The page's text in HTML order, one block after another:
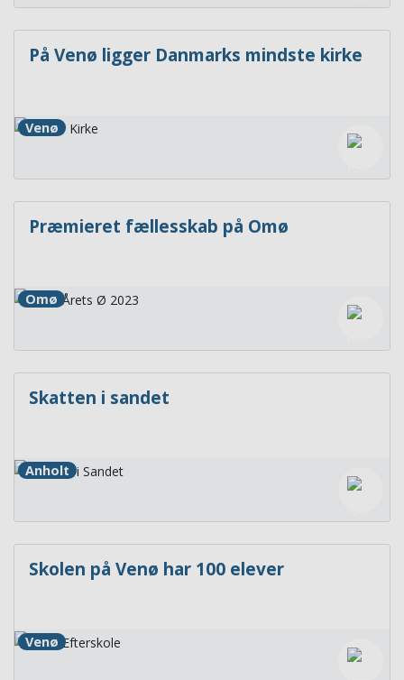
På Venø ligger Danmarks mindste kirke
Venø
Præmieret fællesskab på Omø
Omø
Skatten i sandet
Anholt
Skolen på Venø har 100 elever
Venø